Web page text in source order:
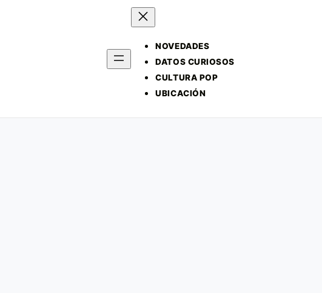
NOVEDADES
DATOS CURIOSOS
CULTURA POP
UBICACIÓN